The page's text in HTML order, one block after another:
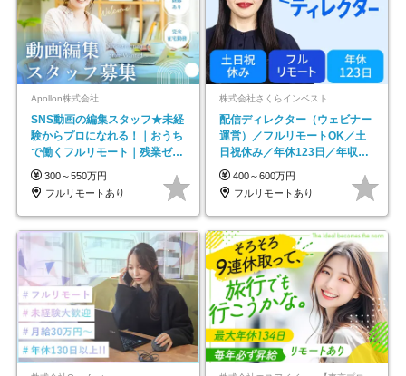
Apollon株式会社
SNS動画の編集スタッフ★未経
験からプロになれる！｜おうち
で働くフルリモート｜残業ゼロ
で18時退勤◎
300～550万円
フルリモートあり
株式会社さくらインベスト
配信ディレクター（ウェビナー
運営）／フルリモートOK／土
日祝休み／年休123日／年収
600万円可
400～600万円
フルリモートあり